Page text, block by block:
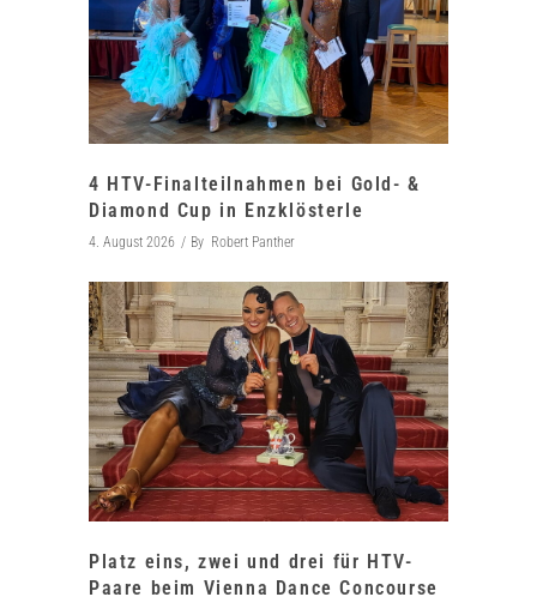
4 HTV-Finalteilnahmen bei Gold- &
Diamond Cup in Enzklösterle
4. August 2026 By Robert Panther
Platz eins, zwei und drei für HTV-
Paare beim Vienna Dance Concourse